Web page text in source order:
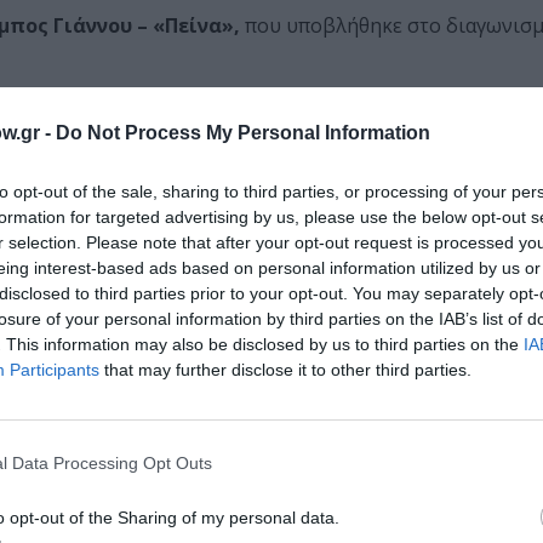
- Do Not Process My Personal Information
opt-out of the sale, sharing to third parties, or processing of your
for targeted advertising by us, please use the below opt-out
selection. Please note that after your opt-out request is processed
interest-based ads based on personal information utilized by us
to third parties prior to your opt-out. You may separately
of your personal information by third parties on the IAB’s list of
This information may also be disclosed by us to third parties on the
Participants that may further disclose it to other third parties.
Data Processing Opt Outs
opt-out of the Sharing of my personal data.
Γιάννου – «Πείνα», που υποβλήθηκε στο
Μαυρόγιαννης – «Η Θέση», που υποβλήθηκε
στο διαγωνισμό με το ψευδώνυμο «Δάφνη»
Δημήτριος Ζώτος – «Ο Ιππότης με τη μεγάλη καρδιά
με το ψευδώνυμο «Προγραμματιστής»
του αέρα και του δρόμου δίχως γυρισμό»
πρώτοι όλες τις ειδήσεις